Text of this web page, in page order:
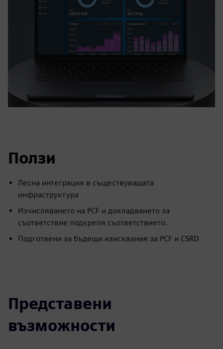
Ползи
Лесна интеграция в съществуващата
инфраструктура
Изчисляването на PCF и докладването за
съответствие подкрепя съответствието.
Подготвени за бъдещи изисквания за PCF и CSRD
Представени
възможности